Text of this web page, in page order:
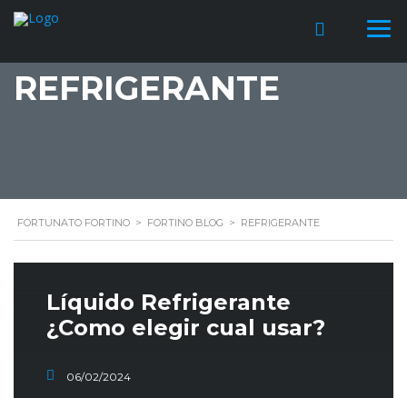
REFRIGERANTE
FORTUNATO FORTINO > FORTINO BLOG > REFRIGERANTE
Líquido Refrigerante
¿Como elegir cual usar?
06/02/2024